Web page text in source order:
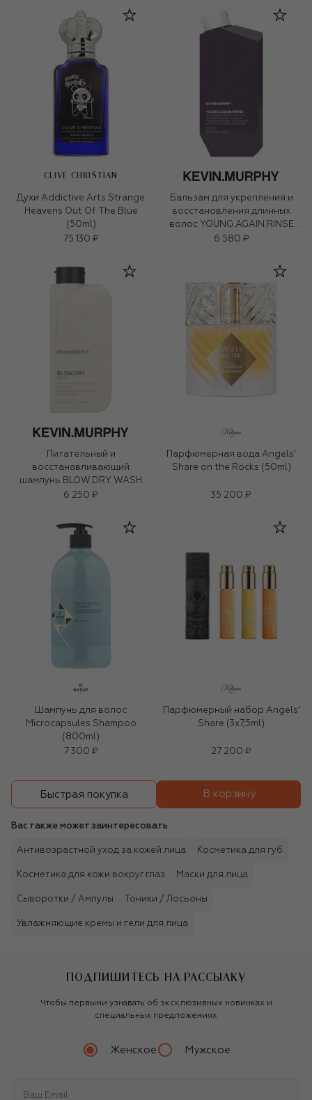
CLIVE CHRISTIAN
Духи Addictive Arts Strange
Heavens Out Of The Blue
(50ml)
75 130 ₽
Бальзам для укрепления и
восстановления длинных
волос YOUNG.AGAIN.RINSE
(250ml)
6 580 ₽
Питательный и
восстанавливающий
шампунь BLOW.DRY WASH
(250ml)
6 250 ₽
Парфюмерная вода Angels'
Share on the Rocks (50ml)
35 200 ₽
Шампунь для волос
Microcapsules Shampoo
(800ml)
7 300 ₽
Парфюмерный набор Angels’
Share (3x7,5ml)
27 200 ₽
Быстрая покупка В корзину
Вас также может заинтересовать
Антивозрастной уход за кожей лица Косметика для губ
Косметика для кожи вокруг глаз Маски для лица
Сыворотки / Ампулы Тоники / Лосьоны
Увлажняющие кремы и гели для лица
ПОДПИШИТЕСЬ НА РАССЫЛКУ
Чтобы первыми узнавать об эксклюзивных новинках и
специальных предложениях
Женское Мужское